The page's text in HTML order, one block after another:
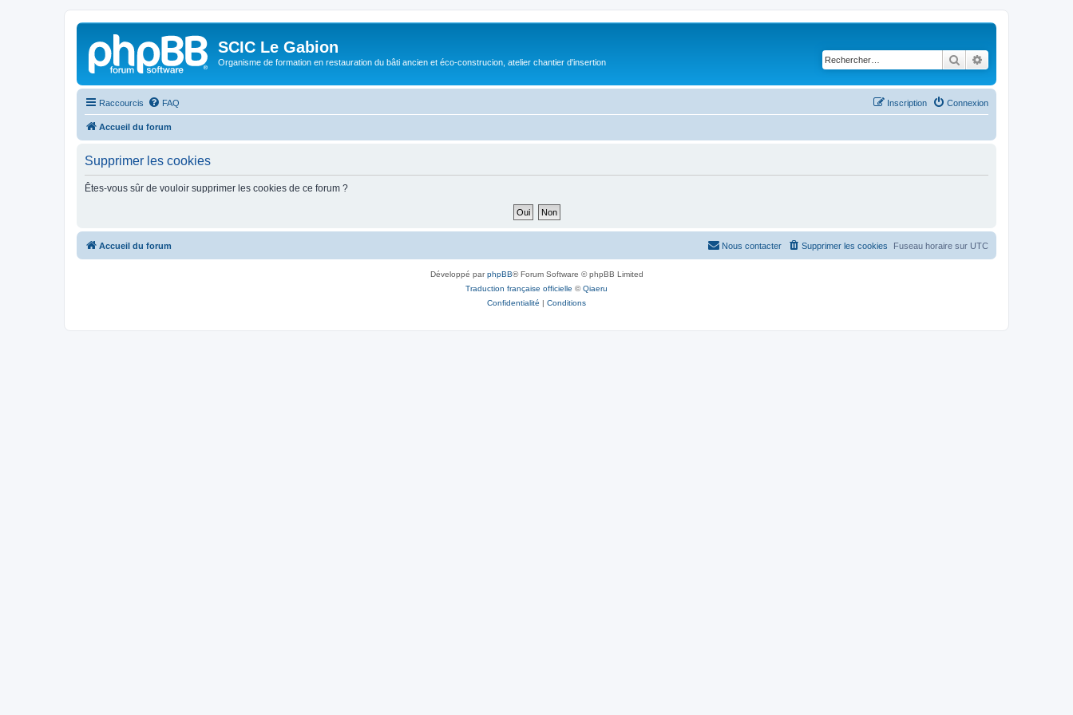
SCIC Le Gabion
Organisme de formation en restauration du bâti ancien et éco-construcion, atelier chantier d'insertion Rechercher
Raccourcis FAQ Connexion
Inscription
Accueil du forum
Supprimer les cookies
Êtes-vous sûr de vouloir supprimer les cookies de ce forum ?
Accueil du forum Fuseau horaire sur UTC
Supprimer les cookies
Nous contacter
Développé parphpBB® Forum Software © phpBB Limited
Traduction française officielle ©Qiaeru
Confidentialité | Conditions